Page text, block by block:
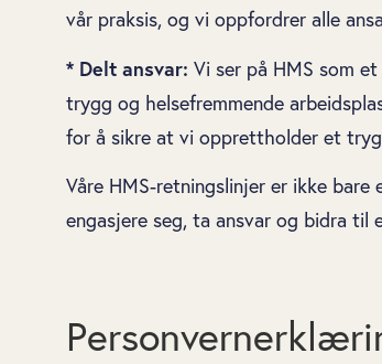
vår praksis, og vi oppfordrer alle
* Delt ansvar: Vi ser på HMS som
trygg og helsefremmende
for å sikre at vi opprettholder et
Våre HMS-retningslinjer er ikke
engasjere seg, ta ansvar og bidra